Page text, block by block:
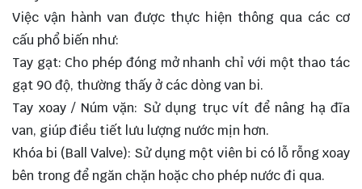
Việc vận hành van được thực hiện thông qua các cơ
cấu phổ biến như:
Tay gạt: Cho phép đóng mở nhanh chỉ với một thao tác
gạt 90 độ, thường thấy ở các dòng van bi.
Tay xoay / Núm vặn: Sử dụng trục vít để nâng hạ đĩa
van, giúp điều tiết lưu lượng nước mịn hơn.
Khóa bi (Ball Valve): Sử dụng một viên bi có lỗ rỗng xoay
bên trong để ngăn chặn hoặc cho phép nước đi qua.